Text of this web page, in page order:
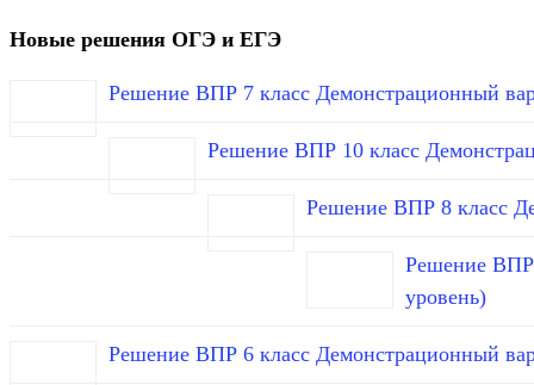
Новые решения ОГЭ и ЕГЭ
Решение ВПР 7 класс Демонстрационный
Решение ВПР 10 класс
Решение ВПР 8 класс
Решение ВПР
уровень)
Решение ВПР 6 класс Демонстрационный